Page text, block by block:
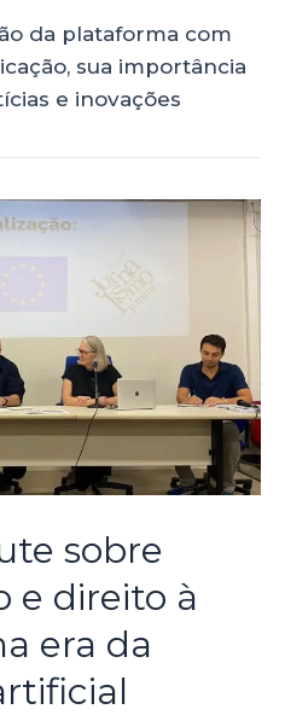
da plataforma com
sua importância
e inovações
sobre
e direito à
era da